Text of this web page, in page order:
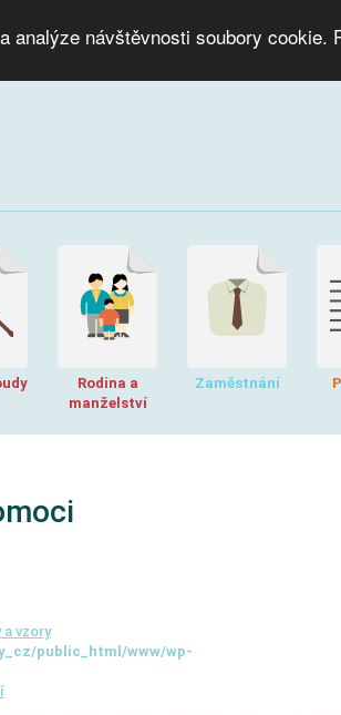
návštěvnosti soubory
Rodina a
manželství
Zaměstnání
a vzory
public_html/www/wp-